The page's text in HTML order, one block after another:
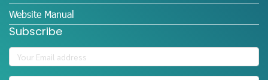
Website Manual
Subscribe